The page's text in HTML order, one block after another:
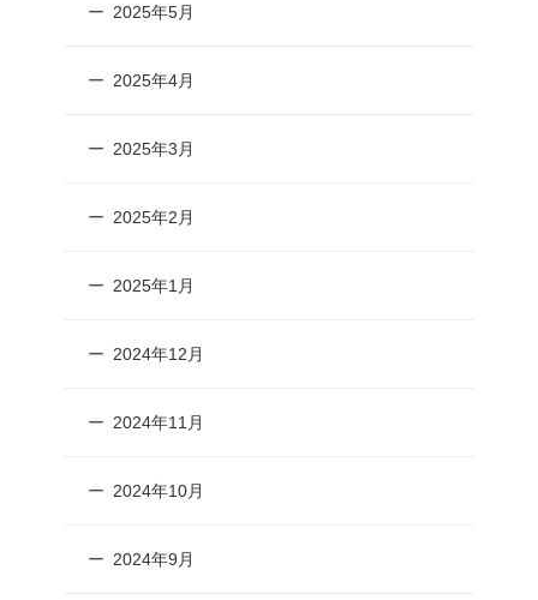
2025年5月
2025年4月
2025年3月
2025年2月
2025年1月
2024年12月
2024年11月
2024年10月
2024年9月